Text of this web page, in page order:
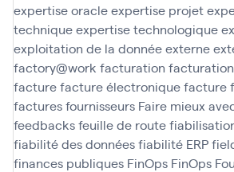
expertise oracleexpertise projet
techniqueexpertise technologique
exploitation de la donnéeexterne
factory@work facturation
facturefacture électroniquefacture
factures fournisseurs Faire mieux
feedbacksfeuille de route
fiabilité des donnéesfiabilité ERP
finances publiques FinOps FinOps